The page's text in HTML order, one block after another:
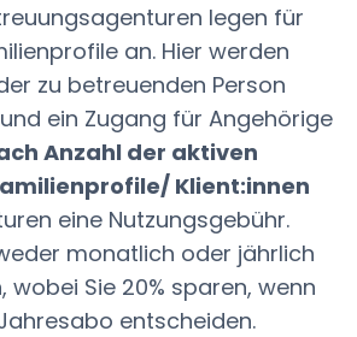
legen für
an. Hier werden
zu betreuenden Person
ein Zugang für Angehörige
Anzahl der aktiven
Klient:innen
eine Nutzungsgebühr.
monatlich oder jährlich
wobei Sie 20% sparen, wenn
entscheiden.